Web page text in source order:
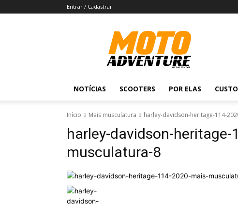
Entrar / Cadastrar
Revista
Moto
Adventure
NOTÍCIAS SCOOTERS POR ELAS
Início Mais musculatura harley-davidson-heritage-114-
harley-davidson-heritage-
musculatura-8